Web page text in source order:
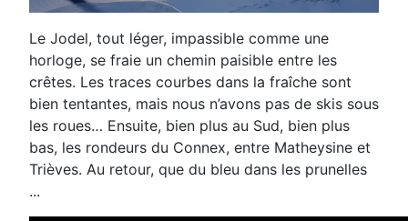
Le Jodel, tout léger, impassible comme une
horloge, se fraie un chemin paisible entre les
crêtes. Les traces courbes dans la fraîche sont
bien tentantes, mais nous n’avons pas de skis sous
les roues… Ensuite, bien plus au Sud, bien plus
bas, les rondeurs du Connex, entre Matheysine et
Trièves. Au retour, que du bleu dans les prunelles
...